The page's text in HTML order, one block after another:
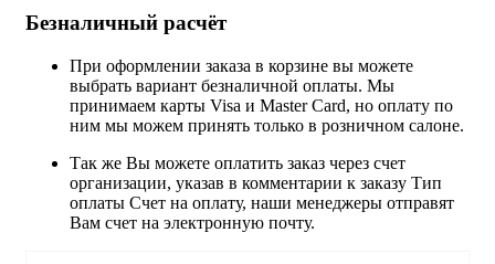
Безналичный расчёт
При оформлении заказа в корзине вы можете
выбрать вариант безналичной оплаты. Мы
принимаем карты Visa и Master Card, но оплату по
ним мы можем принять только в розничном салоне.
Так же Вы можете оплатить заказ через счет
организации, указав в комментарии к заказу Тип
оплаты Счет на оплату, наши менеджеры отправят
Вам счет на электронную почту.